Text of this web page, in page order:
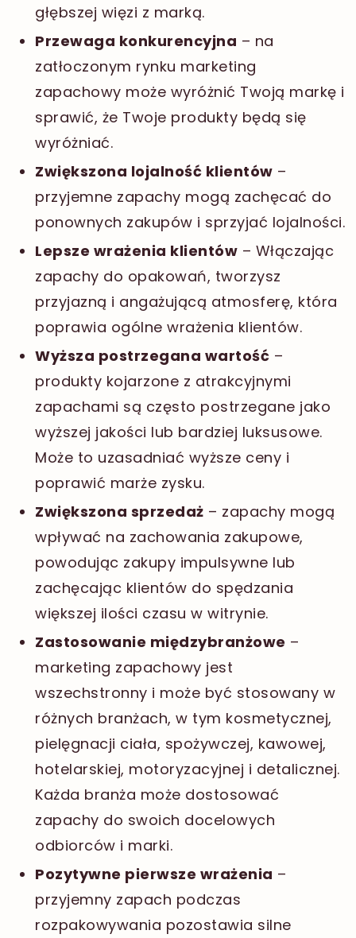
głębszej więzi z marką.
Przewaga konkurencyjna – na
zatłoczonym rynku marketing
zapachowy może wyróżnić Twoją markę i
sprawić, że Twoje produkty będą się
wyróżniać.
Zwiększona lojalność klientów –
przyjemne zapachy mogą zachęcać do
ponownych zakupów i sprzyjać lojalności.
Lepsze wrażenia klientów – Włączając
zapachy do opakowań, tworzysz
przyjazną i angażującą atmosferę, która
poprawia ogólne wrażenia klientów.
Wyższa postrzegana wartość –
produkty kojarzone z atrakcyjnymi
zapachami są często postrzegane jako
wyższej jakości lub bardziej luksusowe.
Może to uzasadniać wyższe ceny i
poprawić marże zysku.
Zwiększona sprzedaż – zapachy mogą
wpływać na zachowania zakupowe,
powodując zakupy impulsywne lub
zachęcając klientów do spędzania
większej ilości czasu w witrynie.
Zastosowanie międzybranżowe –
marketing zapachowy jest
wszechstronny i może być stosowany w
różnych branżach, w tym kosmetycznej,
pielęgnacji ciała, spożywczej, kawowej,
hotelarskiej, motoryzacyjnej i detalicznej.
Każda branża może dostosować
zapachy do swoich docelowych
odbiorców i marki.
Pozytywne pierwsze wrażenia –
przyjemny zapach podczas
rozpakowywania pozostawia silne